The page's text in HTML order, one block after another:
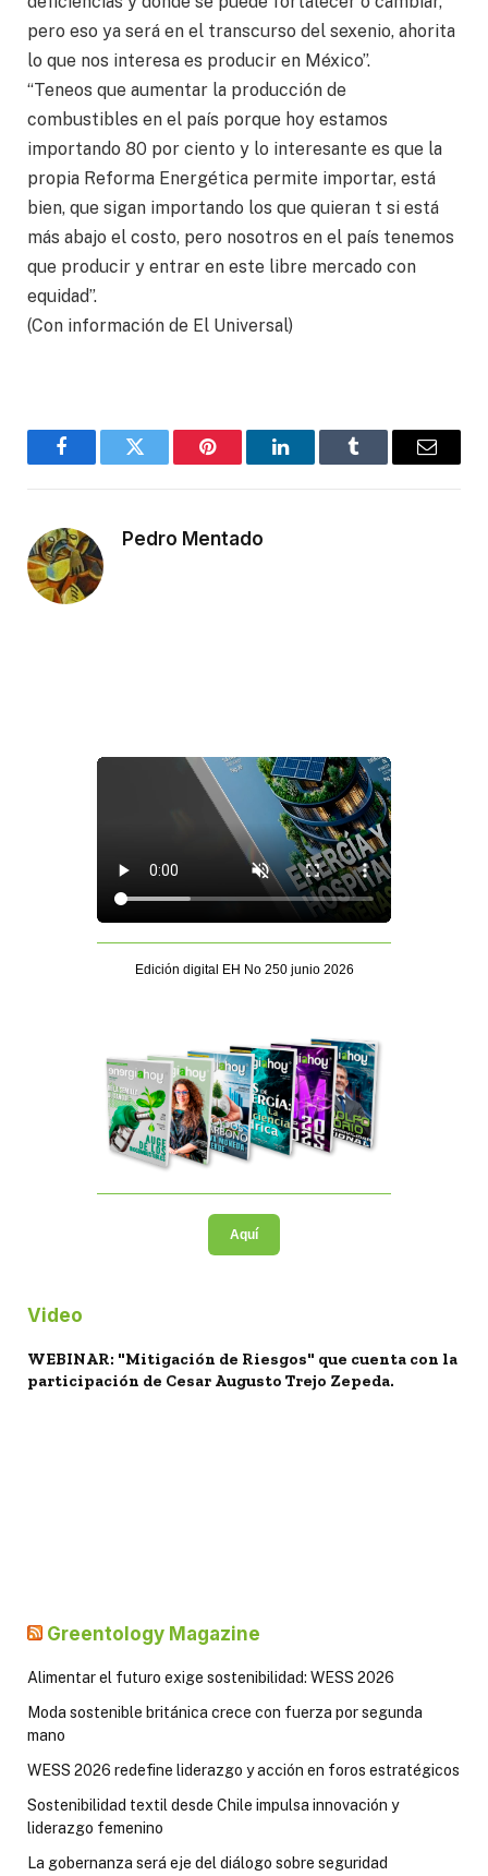
pero eso ya será en el transcurso del sexenio, ahorita
lo que nos interesa es producir en México”.
“Teneos que aumentar la producción de
combustibles en el país porque hoy estamos
importando 80 por ciento y lo interesante es que la
propia Reforma Energética permite importar, está
bien, que sigan importando los que quieran t si está
más abajo el costo, pero nosotros en el país tenemos
que producir y entrar en este libre mercado con
equidad”.
(Con información de El Universal)
FacebookTwitter Pinterest LinkedInTumblr Email
Pedro Mentado
Edición digital EH No 250 junio 2026
Aquí
Video
WEBINAR: "Mitigación de Riesgos" que cuenta con la
participación de Cesar Augusto Trejo Zepeda.
Greentology Magazine
Alimentar el futuro exige sostenibilidad: WESS 2026
Moda sostenible británica crece con fuerza por segunda
mano
WESS 2026 redefine liderazgo y acción en foros estratégicos
Sostenibilidad textil desde Chile impulsa innovación y
liderazgo femenino
La gobernanza será eje del diálogo sobre seguridad